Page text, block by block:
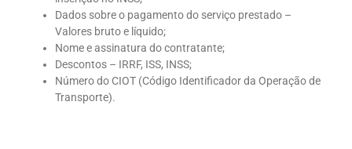
Dados sobre o pagamento do serviço prestado –
Valores bruto e líquido;
Nome e assinatura do contratante;
Descontos – IRRF, ISS, INSS;
Número do CIOT (Código Identificador da Operação de
Transporte).